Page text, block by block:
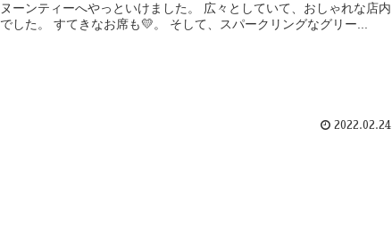
ヌーンティーへやっといけました。 広々としていて、おしゃれな店内
でした。 すてきなお席も💛。 そして、スパークリングなグリー...
2022.02.24